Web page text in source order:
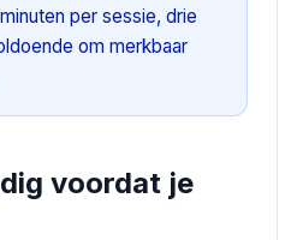
per sessie, drie
om merkbaar
voordat je